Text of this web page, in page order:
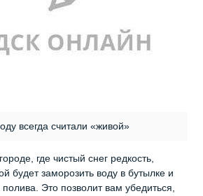
всегда считали «живой»
где чистый снег редкость,
будет заморозить воду в бутылке и
Это позволит вам убедиться,